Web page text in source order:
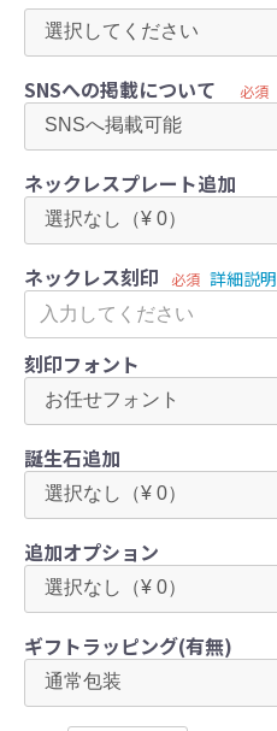
SNSへの掲載について 必須
ネックレスプレート追加
ネックレス刻印 必須 詳細説明
刻印フォント
誕生石追加
追加オプション
ギフトラッピング(有無)